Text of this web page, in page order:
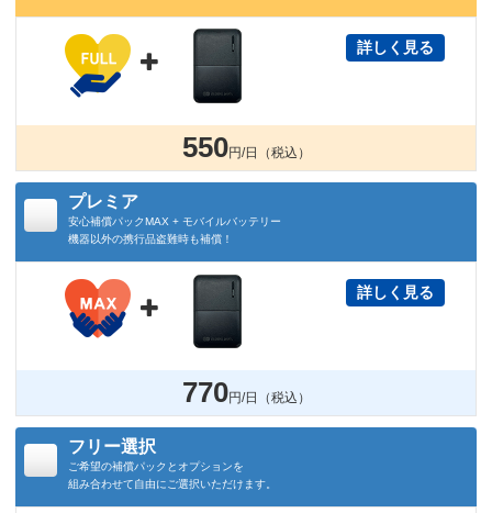

詳しく見る
550円/日（税込）
プレミア
安心補償パックMAX + モバイルバッテリー
機器以外の携行品盗難時も補償！

詳しく見る
770円/日（税込）
フリー選択
ご希望の補償パックとオプションを
組み合わせて自由にご選択いただけます。